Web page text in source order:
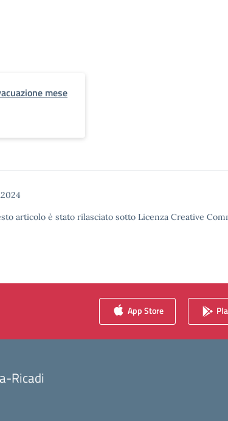
mese
articolo è stato rilasciato sotto Licenza Creative
App Store
Ricadi